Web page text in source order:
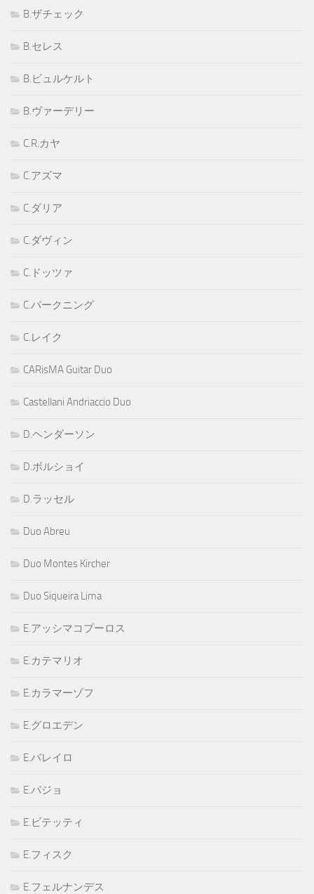
B.ザチェック
B.セレス
B.ビュルケルト
B.ヴァーデリー
C.R.カヤ
C.アズマ
C.ダリア
C.ダヴィン
C.ドッツァ
C.パークニング
C.レイク
CARisMA Guitar Duo
Castellani Andriaccio Duo
D.ヘンダーソン
D.ボルショイ
D.ラッセル
Duo Abreu
Duo Montes Kircher
Duo Siqueira Lima
E.アッシマコプーロス
E.カテマリオ
E.カラマーゾフ
E.グロエデン
E.バレイロ
E.パジョ
E.ビテッティ
E.フィスク
E.フェルナンデス